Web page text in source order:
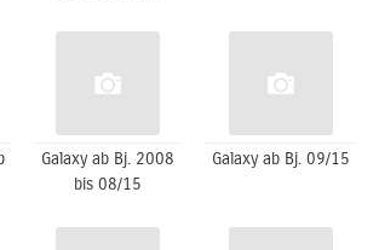
Galaxy ab Bj. 2008
bis 08/15
Galaxy ab Bj. 09/15